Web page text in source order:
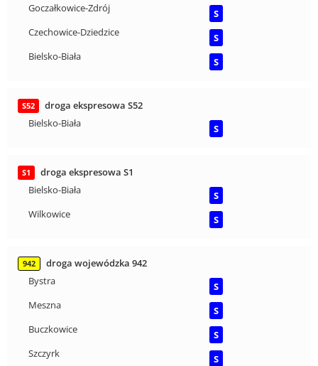
Goczałkowice-Zdrój
S
Czechowice-Dziedzice
S
Bielsko-Biała
S
S52
droga ekspresowa S52
Bielsko-Biała
S
S1
droga ekspresowa S1
Bielsko-Biała
S
Wilkowice
S
942
droga wojewódzka 942
Bystra
S
Meszna
S
Buczkowice
S
Szczyrk
S